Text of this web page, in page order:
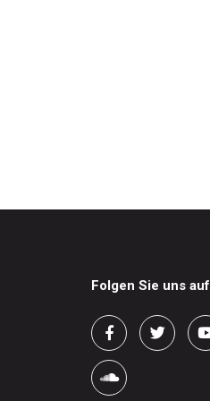
Folgen Sie uns auf